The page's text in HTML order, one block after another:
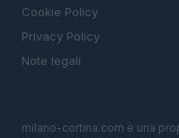
Cookie Policy
Privacy Policy
Note legali
milano-cortina.com è una